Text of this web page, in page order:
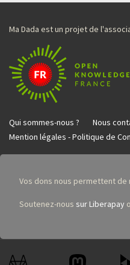
Ma Dada est un projet de
Qui sommes-nous ? Nous
Mention légales - Politique de
Vos dons nous permettent de
Soutenez-nous sur Liberapay